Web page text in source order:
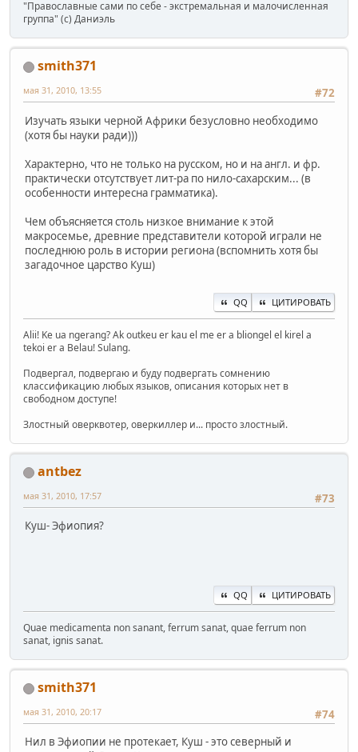
"Православные сами по себе - экстремальная и малочисленная
группа" (с) Даниэль
smith371
#72
мая 31, 2010, 13:55
Изучать языки черной Африки безусловно необходимо
(хотя бы науки ради)))
Характерно, что не только на русском, но и на англ. и фр.
практически отсутствует лит-ра по нило-сахарским... (в
особенности интересна грамматика).
Чем объясняется столь низкое внимание к этой
макросемье, древние представители которой играли не
последнюю роль в истории региона (вспомнить хотя бы
загадочное царство Куш)
QQ ЦИТИРОВАТЬ
Alii! Ke ua ngerang? Ak outkeu er kau el me er a bliongel el kirel a
tekoi er a Belau! Sulang.
Подвергал, подвергаю и буду подвергать сомнению
классификацию любых языков, описания которых нет в
свободном доступе!
Злостный оверквотер, оверкиллер и... просто злостный.
antbez
#73
мая 31, 2010, 17:57
Куш- Эфиопия?
QQ ЦИТИРОВАТЬ
Quae medicamenta non sanant, ferrum sanat, quae ferrum non
sanat, ignis sanat.
smith371
#74
мая 31, 2010, 20:17
Нил в Эфиопии не протекает, Куш - это северный и